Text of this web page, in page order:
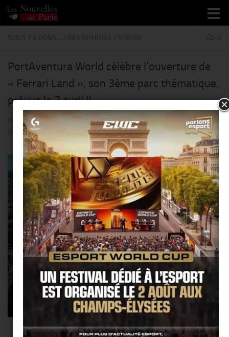
Skip to content
PortAventura World célèbre l’ouverture de
« Ferrari Land », son 3ème parc thématique,
prévue le 7 avril !!
THIERRY KER · PUBLIÉ23 FÉVRIER 2017· MIS À JOUR
23 FÉVRIER